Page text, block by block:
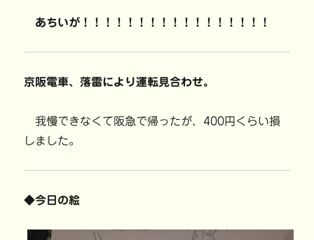
あちいが！！！！！！！！！！！！！！！！！
京阪電車、落雷により運転見合わせ。
我慢できなくて阪急で帰ったが、400円くらい損
しました。
◆今日の絵